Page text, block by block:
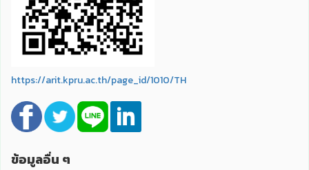
https://arit.kpru.ac.th/page_id/1010/TH
ข้อมูลอื่น ๆ